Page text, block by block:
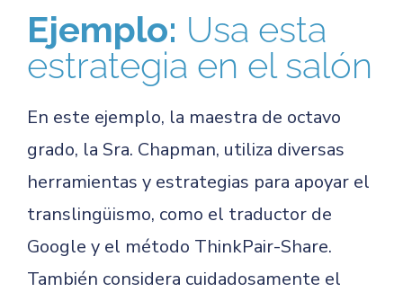
Ejemplo: Usa esta
estrategia en el salón
En este ejemplo, la maestra de octavo
grado, la Sra. Chapman, utiliza diversas
herramientas y estrategias para apoyar el
translingüismo, como el traductor de
Google y el método ThinkPair-Share.
También considera cuidadosamente el